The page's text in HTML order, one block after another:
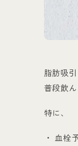
脂肪吸
普段飲
特に、
・ 血栓